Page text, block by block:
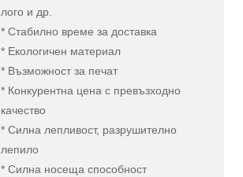
лого и др.
* Стабилно време за доставка
* Екологичен материал
* Възможност за печат
* Конкурентна цена с превъзходно
качество
* Силна лепливост, разрушително
лепило
* Силна носеща способност